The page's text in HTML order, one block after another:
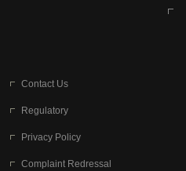
Contact Us
Regulatory
Privacy Policy
Complaint Redressal